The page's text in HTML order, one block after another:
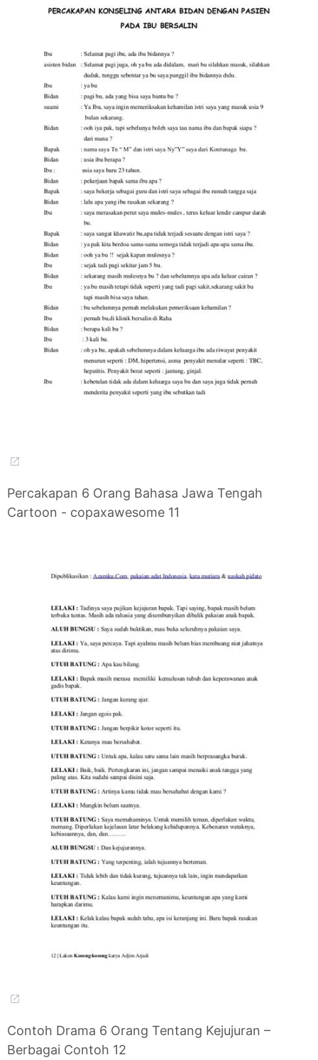
Percakapan 6 Orang Bahasa Jawa Tengah
Cartoon - copaxawesome 11
Contoh Drama 6 Orang Tentang Kejujuran –
Berbagai Contoh 12